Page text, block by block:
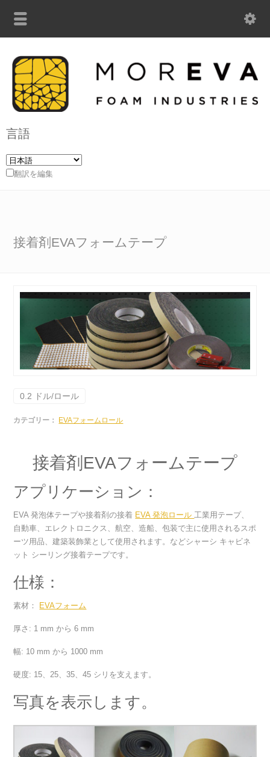
言語
翻訳を編集
接着剤EVAフォームテープ
0.2 ドル/ロール
カテゴリー： EVAフォームロール
接着剤EVAフォームテープ
アプリケーション：
EVA 発泡体テープや接着剤の接着 EVA 発泡ロール 工業用テープ、
自動車、エレクトロニクス、航空、造船、包装で主に使用されるスポ
ーツ用品、建築装飾業として使用されます。などシャーシ キャビネ
ット シーリング接着テープです。
仕様：
素材： EVAフォーム
厚さ: 1 mm から 6 mm
幅: 10 mm から 1000 mm
硬度: 15、25、35、45 シリを支えます。
写真を表示します。